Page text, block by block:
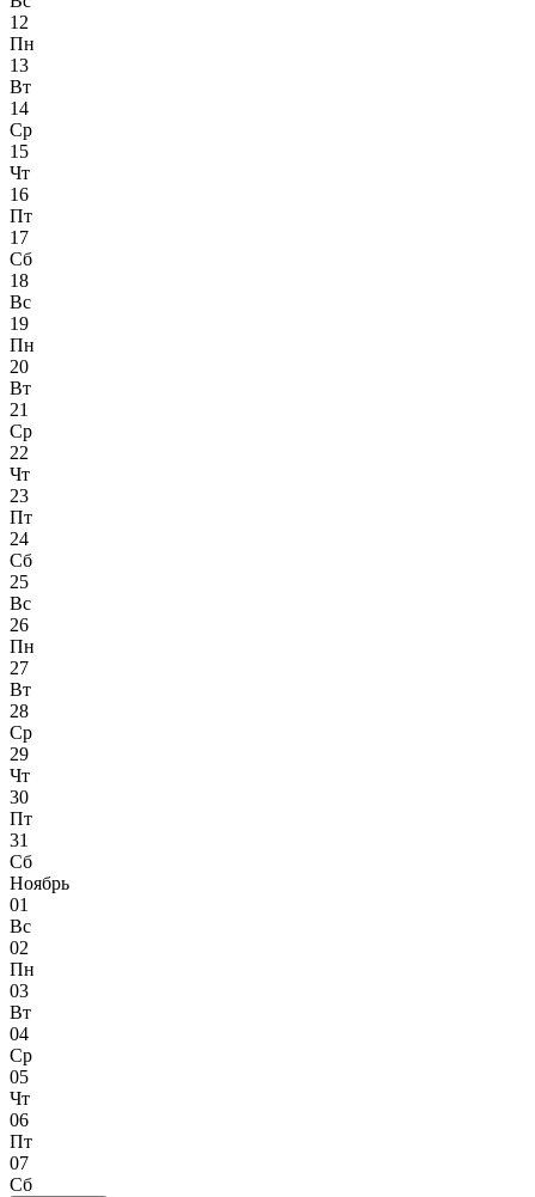
12
Пн
13
Вт
14
Ср
15
Чт
16
Пт
17
Сб
18
Вс
19
Пн
20
Вт
21
Ср
22
Чт
23
Пт
24
Сб
25
Вс
26
Пн
27
Вт
28
Ср
29
Чт
30
Пт
31
Сб
Ноябрь
01
Вс
02
Пн
03
Вт
04
Ср
05
Чт
06
Пт
07
Сб